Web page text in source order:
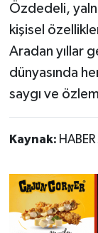
Özdedeli,
kişisel
Aradan yıllar
dünyasında
saygı ve
Kaynak: HABER